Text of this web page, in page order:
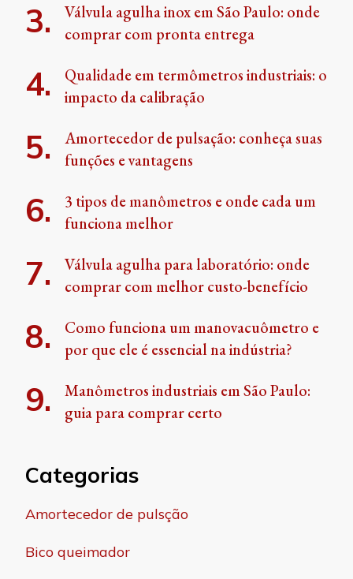
Válvula agulha inox em São Paulo: onde
comprar com pronta entrega
Qualidade em termômetros industriais: o
impacto da calibração
Amortecedor de pulsação: conheça suas
funções e vantagens
3 tipos de manômetros e onde cada um
funciona melhor
Válvula agulha para laboratório: onde
comprar com melhor custo-benefício
Como funciona um manovacuômetro e
por que ele é essencial na indústria?
Manômetros industriais em São Paulo:
guia para comprar certo
Categorias
Amortecedor de pulsção
Bico queimador